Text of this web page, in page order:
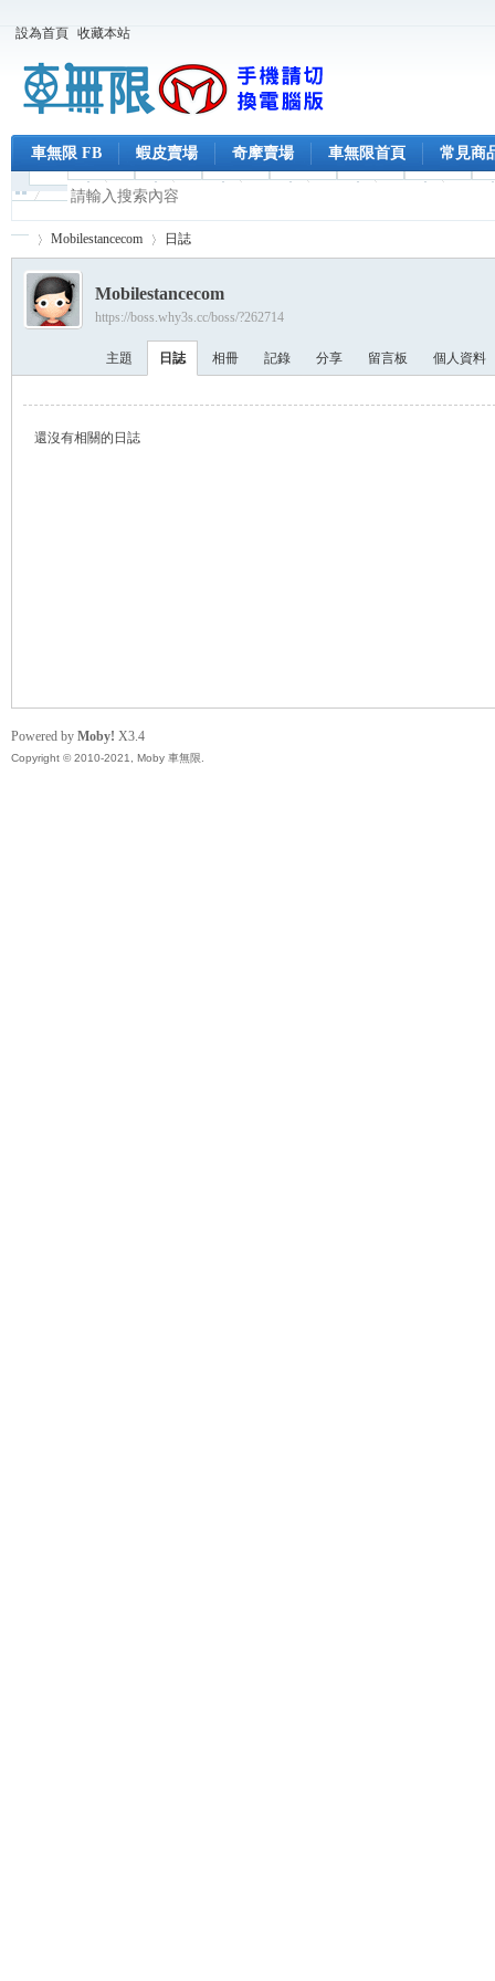
設為首頁 收藏本站
車無限 FB 蝦皮賣場 奇摩賣場 車無限首頁 常見商
›
Mobilestancecom 日誌
Mobilestancecom
https://boss.why3s.cc/boss/?262714
主題 日誌 相冊 記錄 分享 留言板 個人資料
還沒有相關的日誌
Powered by Moby! X3.4
Copyright © 2010-2021, Moby 車無限.